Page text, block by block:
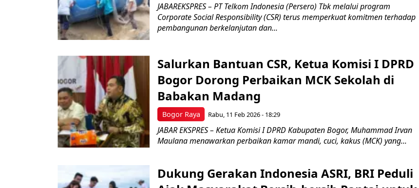
JABAREKSPRES – PT Telkom Indonesia (Persero) Tbk melalui program
Corporate Social Responsibility (CSR) terus memperkuat komitmen terhadap
pembangunan berkelanjutan dan...
Bogor Raya
Salurkan Bantuan CSR, Ketua Komisi I DPRD
Bogor Dorong Perbaikan MCK Sekolah di
Babakan Madang
Rabu, 11 Feb 2026 - 18:29
JABAR EKSPRES – Ketua Komisi I DPRD Kabupaten Bogor, Muhammad Irvan
Maulana menawarkan perbaikan kamar mandi, cuci, kakus (MCK) yang...
Dukung Gerakan Indonesia ASRI, BRI Peduli